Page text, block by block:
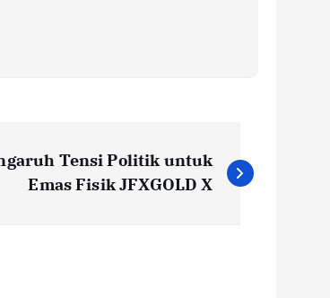
Tensi Politik untuk
Emas Fisik JFXGOLD X